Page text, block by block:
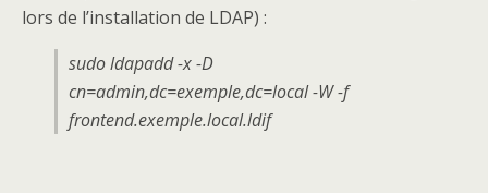
lors de l’installation de LDAP) :
sudo ldapadd -x -D
cn=admin,dc=exemple,dc=local -W -f
frontend.exemple.local.ldif